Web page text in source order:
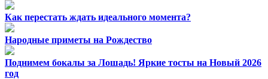
Как перестать ждать идеального момента?
Народные приметы на Рождество
Поднимем бокалы за Лошадь! Яркие тосты на Новый 2026
год